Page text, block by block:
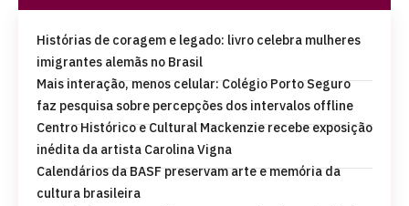
Histórias de coragem e legado: livro celebra mulheres
imigrantes alemãs no Brasil
Mais interação, menos celular: Colégio Porto Seguro
faz pesquisa sobre percepções dos intervalos offline
Centro Histórico e Cultural Mackenzie recebe exposição
inédita da artista Carolina Vigna
Calendários da BASF preservam arte e memória da
cultura brasileira